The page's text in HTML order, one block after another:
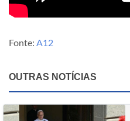
Fonte: A12
OUTRAS NOTÍCIAS